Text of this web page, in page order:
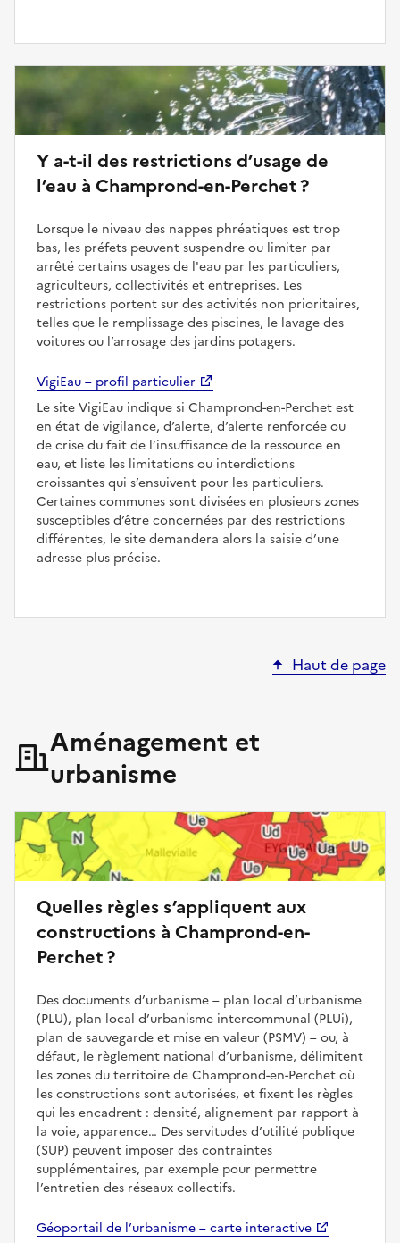
Y a-t-il des restrictions d’usage de
l’eau à Champrond-en-Perchet ?
Lorsque le niveau des nappes phréatiques est trop
bas, les préfets peuvent suspendre ou limiter par
arrêté certains usages de l'eau par les particuliers,
agriculteurs, collectivités et entreprises. Les
restrictions portent sur des activités non prioritaires,
telles que le remplissage des piscines, le lavage des
voitures ou l’arrosage des jardins potagers.
VigiEau – profil particulier
Le site VigiEau indique si Champrond-en-Perchet est
en état de vigilance, d’alerte, d’alerte renforcée ou
de crise du fait de l’insuffisance de la ressource en
eau, et liste les limitations ou interdictions
croissantes qui s’ensuivent pour les particuliers.
Certaines communes sont divisées en plusieurs zones
susceptibles d’être concernées par des restrictions
différentes, le site demandera alors la saisie d’une
adresse plus précise.
Haut de page
Aménagement et
urbanisme
Quelles règles s’appliquent aux
constructions à Champrond-en-
Perchet ?
Des documents d’urbanisme – plan local d’urbanisme
(PLU), plan local d’urbanisme intercommunal (PLUi),
plan de sauvegarde et mise en valeur (PSMV) – ou, à
défaut, le règlement national d’urbanisme, délimitent
les zones du territoire de Champrond-en-Perchet où
les constructions sont autorisées, et fixent les règles
qui les encadrent : densité, alignement par rapport à
la voie, apparence… Des servitudes d’utilité publique
(SUP) peuvent imposer des contraintes
supplémentaires, par exemple pour permettre
l’entretien des réseaux collectifs.
Géoportail de l’urbanisme – carte interactive